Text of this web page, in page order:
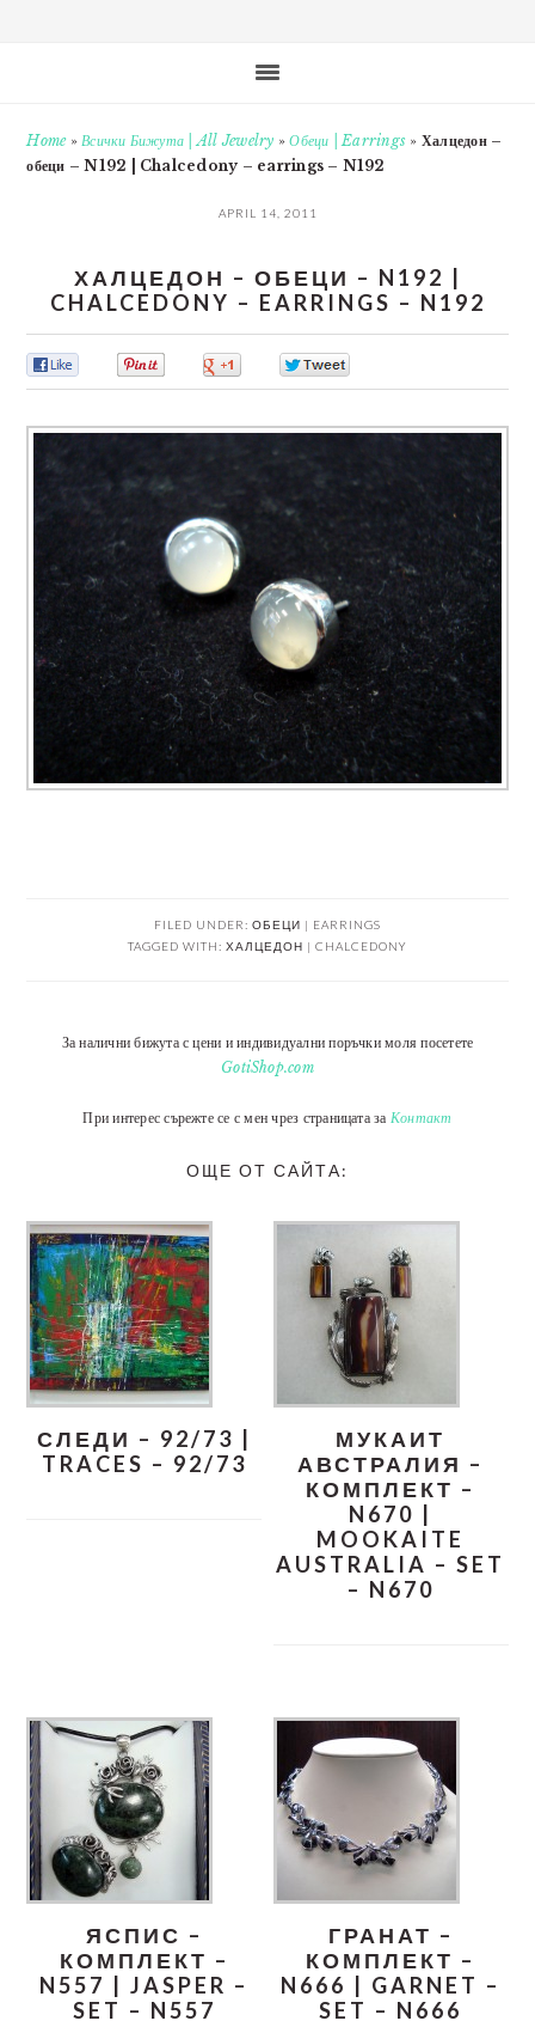
Home»Всички Бижута | All Jewelry »Обеци | Earrings » Халцедон –
обеци – N192 | Chalcedony – earrings – N192
APRIL 14, 2011
ХАЛЦЕДОН – ОБЕЦИ – N192 |
CHALCEDONY – EARRINGS – N192
FILED UNDER: ОБЕЦИ | EARRINGS
TAGGED WITH: ХАЛЦЕДОН | CHALCEDONY
За налични бижута с цени и индивидуални поръчки моля посетете
GotiShop.com
При интерес сърежте се с мен чрез страницата за Контакт
ОЩЕ ОТ САЙТА:
СЛЕДИ – 92/73 |
TRACES – 92/73
МУКАИТ
АВСТРАЛИЯ –
КОМПЛЕКТ –
N670 |
MOOKAITE
AUSTRALIA – SET
– N670
ЯСПИС –
КОМПЛЕКТ –
N557 | JASPER –
SET – N557
ГРАНАТ –
КОМПЛЕКТ –
N666 | GARNET –
SET – N666